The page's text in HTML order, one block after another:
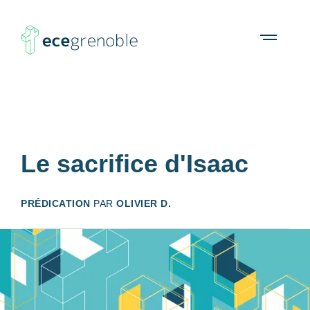
ECE
À propos Agenda RessourcesOpen
Le sacrifice d'Isaac
PRÉDICATION PAR OLIVIER D.